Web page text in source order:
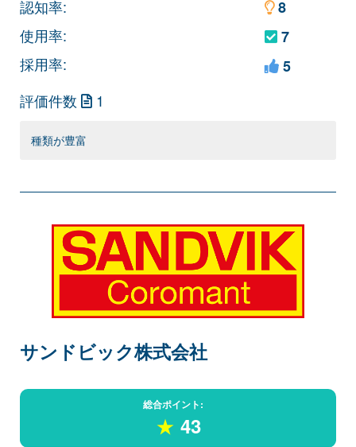
認知率:
使用率:
採用率:
8
7
5
評価件数
1
種類が豊富
サンドビック株式会社
総合ポイント:
★ 43